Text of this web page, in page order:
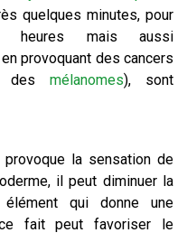
quelques minutes, pour
heures mais aussi
provoquant des cancers
des mélanomes), sont
la sensation de
il peut diminuer la
qui donne une
fait peut favoriser le